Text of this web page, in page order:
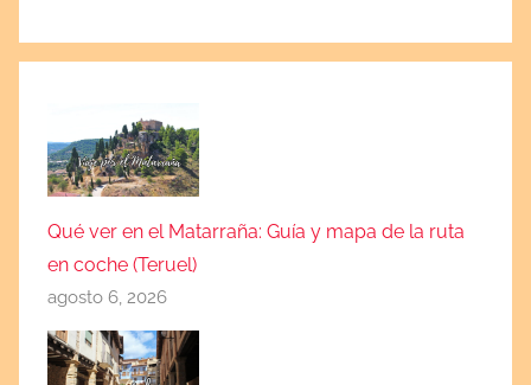
Qué ver en el Matarraña: Guía y mapa de la ruta
en coche (Teruel)
agosto 6, 2026